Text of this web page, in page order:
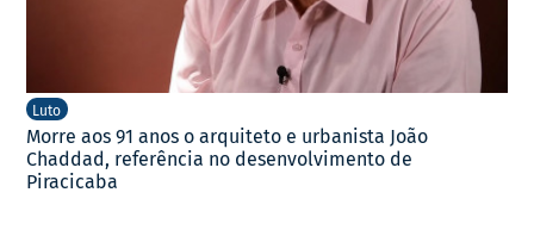
Luto
Morre aos 91 anos o arquiteto e urbanista João
Chaddad, referência no desenvolvimento de
Piracicaba